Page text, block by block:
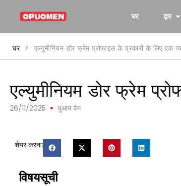
घर द्वार
घर > एल्युमीनियम डोर फ्रेम प्रोफाइल के प्रकारों के लिए एक
एल्युमीनियम डोर फ्रेम
26/11/2025 युआन वेन
शेयर करना:
विषयसूची